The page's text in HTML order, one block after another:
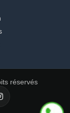
réservés